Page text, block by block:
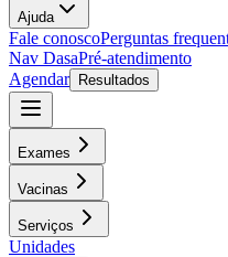
Ajuda
Fale conoscoPerguntas
Nav DasaPré-atendimento
Agendar
Resultados
Exames
Vacinas
Serviços
Unidades